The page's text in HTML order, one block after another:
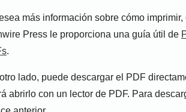
más información sobre cómo
Press le proporciona una guía útil de
.
lado, puede descargar el PDF
abrirlo con un lector de PDF. Para